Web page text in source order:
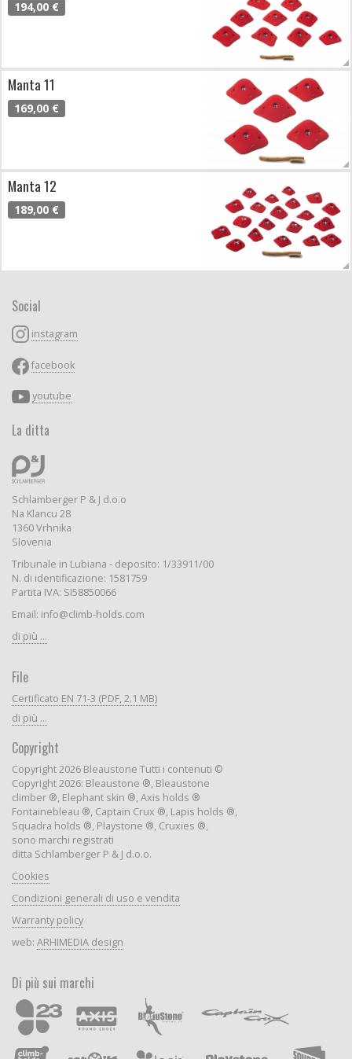
194,00 €
Manta 11
169,00 €
Manta 12
189,00 €
Social
instagram
facebook
youtube
La ditta
Schlamberger P & J d.o.o
Na Klancu 28
1360 Vrhnika
Slovenia
Tribunale in Lubiana - deposito: 1/33911/00
N. di identificazione: 1581759
Partita IVA: SI58850066
Email: info@climb-holds.com
di più ...
File
Certificato EN 71-3 (PDF, 2.1 MB)
di più ...
Copyright
Copyright 2026 Bleaustone Tutti i contenuti ©
Copyright 2026: Bleaustone ®, Bleaustone
climber ®, Elephant skin ®, Axis holds ®
Fontainebleau ®, Captain Crux ®, Lapis holds ®,
Squadra holds ®, Playstone ®, Cruxies ®,
sono marchi registrati
ditta Schlamberger P & J d.o.o.
Cookies
Condizioni generali di uso e vendita
Warranty policy
web: ARHIMEDIA design
Di più sui marchi